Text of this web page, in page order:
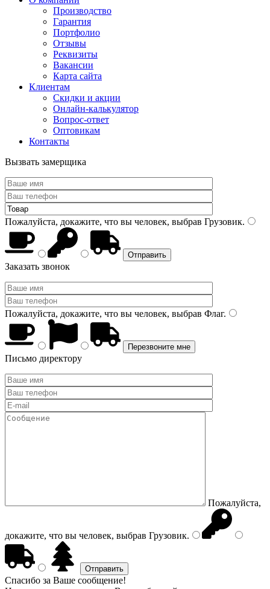
Производство
Гарантия
Портфолио
Отзывы
Реквизиты
Вакансии
Карта сайта
Клиентам
Скидки и акции
Онлайн-калькулятор
Вопрос-ответ
Оптовикам
Контакты
Вызвать замерщика
Пожалуйста, докажите, что вы человек, выбрав Грузовик.
Заказать звонок
Пожалуйста, докажите, что вы человек, выбрав Флаг.
Письмо директору
Пожалуйста,
докажите, что вы человек, выбрав Грузовик.
Спасибо за Ваше сообщение!